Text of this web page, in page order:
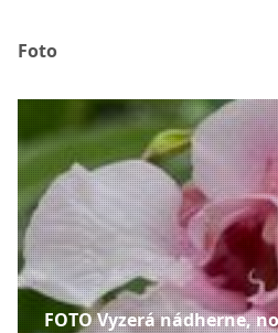
Foto
FOTO Vyzerá nádherne,